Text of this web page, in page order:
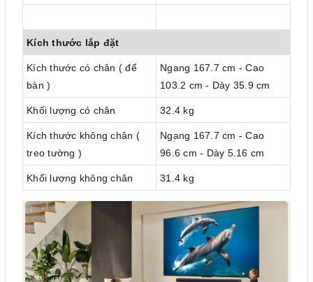
Kích thước lắp đặt
Kích thước có chân ( để
bàn )
Ngang 167.7 cm - Cao
103.2 cm - Dày 35.9 cm
Khối lượng có chân 32.4 kg
Kích thước không chân (
treo tường )
Ngang 167.7 cm - Cao
96.6 cm - Dày 5.16 cm
Khối lượng không chân 31.4 kg